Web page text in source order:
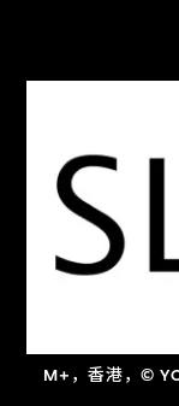
M+，香港，©
进一步筛
关于M+